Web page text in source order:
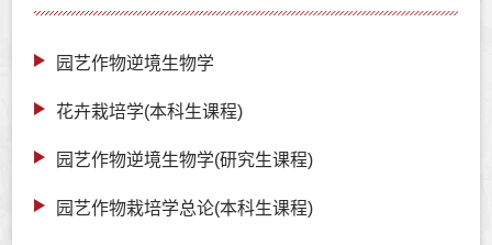
园艺作物逆境生物学
花卉栽培学(本科生课程)
园艺作物逆境生物学(研究生课程)
园艺作物栽培学总论(本科生课程)